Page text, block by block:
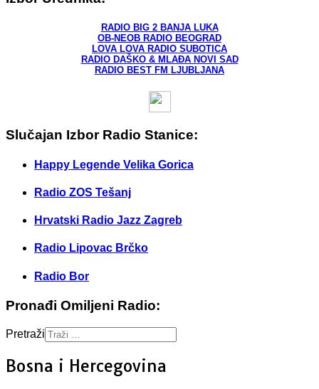
RADIO BIG 2 BANJA LUKA
OB-NEOB RADIO BEOGRAD
LOVA LOVA RADIO SUBOTICA
RADIO DAŠKO & MLAĐA NOVI SAD
RADIO BEST FM LJUBLJANA
Slučajan Izbor Radio Stanice:
Happy Legende Velika Gorica
Radio ZOS Tešanj
Hrvatski Radio Jazz Zagreb
Radio Lipovac Brčko
Radio Bor
Pronađi Omiljeni Radio:
Pretraži
Bosna i Hercegovina